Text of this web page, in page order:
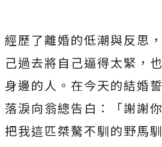
經歷了離婚的低潮與反思
己過去將自己逼得太緊，
身邊的人。在今天的結婚
落淚向翁總告白：「謝謝
把我這匹桀驁不馴的野馬